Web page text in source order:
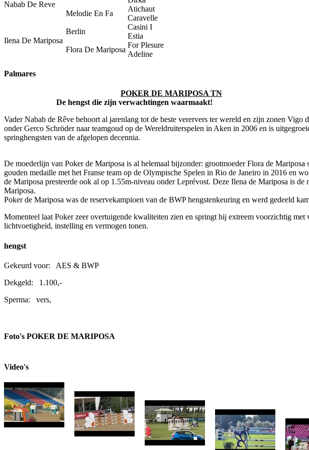
Nabab De Reve
Melodie En Fa
Atichaut
Caravelle
Ilena De Mariposa
Berlin
Casini I
Estia
Flora De Mariposa
For Plesure
Adeline
Palmares
POKER DE MARIPOSA TN
De hengst die zijn verwachtingen waarmaakt!
Vader Nabab de Rêve behoort al jarenlang tot de beste verervers ter wereld en zijn zonen
onder Gerco Schröder naar teamgoud op de Wereldruiterspelen in Aken in 2006 en is
springhengsten van de afgelopen decennia.
De moederlijn van Poker de Mariposa is al helemaal bijzonder: grootmoeder Flora de
gouden medaille met het Franse team op de Olympische Spelen in Rio de Janeiro in 2016 en
de Mariposa presteerde ook al op 1.55m-niveau onder Leprévost. Deze Ilena de Mariposa is
Mariposa.
Poker de Mariposa was de reservekampioen van de BWP hengstenkeuring en werd gedeeld
Momenteel laat Poker zeer overtuigende kwaliteiten zien en springt hij extreem voorzichtig
lichtvoetigheid, instelling en vermogen tonen.
hengst
Gekeurd voor: AES & BWP
Dekgeld: 1.100,-
Sperma: vers,
Foto's POKER DE MARIPOSA
Video's